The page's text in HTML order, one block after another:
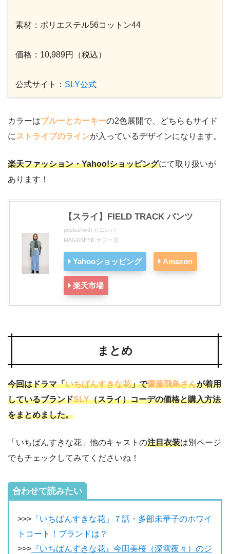
素材：ポリエステル56コットン44
価格：10,989円（税込）
公式サイト： SLY公式
カラーはブルーとカーキーの2色展開で、どちらもサイド
に ストライプのラインが入っているデザインになります。
楽天ファッション・Yahoo!ショッピングにて取り扱いが
あります！
【スライ】FIELD TRACK パンツ
posted with カエレバ
MAGASEEK ヤフー店
Yahooショッピング Amazon
楽天市場
まとめ
今回はドラマ「いちばんすきな花」で齋藤飛鳥さんが着用
しているブランドSLY（スライ）コーデの価格と購入方法
をまとめました。
「いちばんすきな花」他のキャストの注目衣装は別ページ
でもチェックしてみてくださいね！
合わせて読みたい
>>> 「いちばんすきな花」７話・多部未華子のホワイ
トコート！ブランドは？
>>> 『いちばんすきな花』今田美桜（深雪夜々）のジ